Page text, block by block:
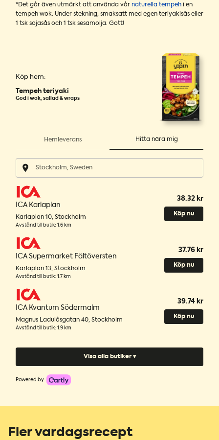
*Det går även utmärkt att använda vår naturella tempeh i en
tempeh wok. Under stekning, smaksätt med egen teriyakisås eller
1 tsk sojasås och 1 tsk sesamolja. Gott!
Köp hem:
Tempeh teriyaki
God i wok, sallad & wraps
Hemleverans Hitta nära mig
ICA Karlaplan
Karlaplan 10, Stockholm
Avstånd till butik: 1.6 km
38.32 kr
Köp nu
ICA Supermarket Fältöversten
Karlaplan 13, Stockholm
Avstånd till butik: 1.7 km
37.76 kr
Köp nu
ICA Kvantum Södermalm
Magnus Ladulåsgatan 40, Stockholm
Avstånd till butik: 1.9 km
39.74 kr
Köp nu
Visa alla butiker ▾
Powered by
Fler vardagsrecept